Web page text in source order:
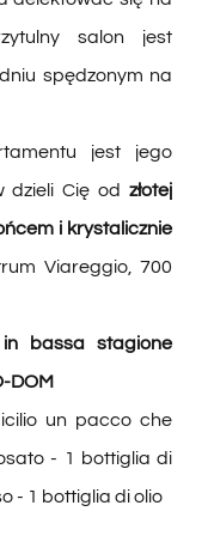
salon jest
spędzonym na
jest jego
dzieli Cię odzłotej
i krystalicznie
Viareggio, 700
bassa stagione
DOM
un pacco che
- 1 bottiglia di
- 1 bottiglia di olio